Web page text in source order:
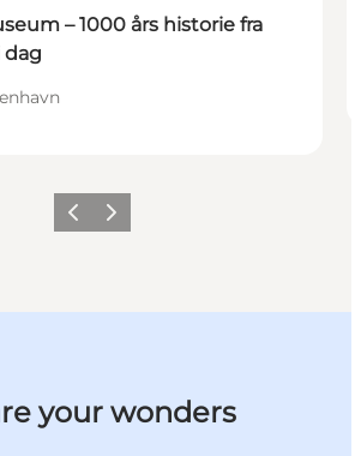
– 1000 års historie fra
Forrige billede
Næste billede
your wonders